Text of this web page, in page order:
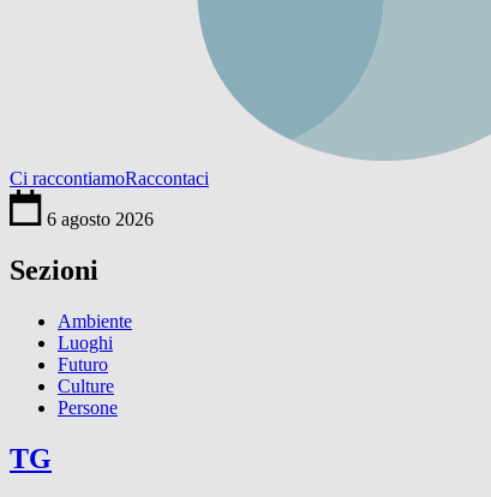
Ci raccontiamoRaccontaci
6 agosto 2026
Sezioni
Ambiente
Luoghi
Futuro
Culture
Persone
TG